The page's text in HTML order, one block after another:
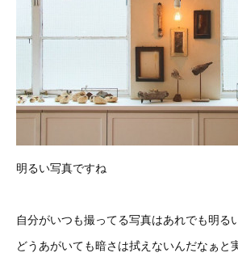
明るい写真ですね
自分がいつも撮ってる写真はあれでも明る
どうあがいても暗さは拭えないんだなぁと